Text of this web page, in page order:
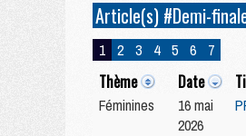
Article(s) #Demi-
1 2 3 4 5 6 7
Thème Date
Féminines
16 mai
2026